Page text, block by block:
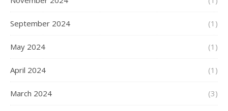
September 2024 (1)
May 2024 (1)
April 2024 (1)
March 2024 (3)